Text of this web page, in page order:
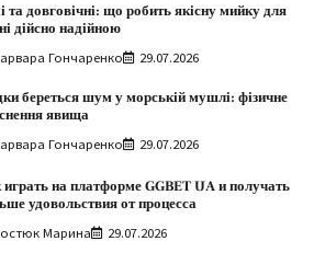
та довговічні: що робить якісну мийку для
дійсно надійною
Гончаренко 29.07.2026
береться шум у морській мушлі: фізичне
явища
Гончаренко 29.07.2026
на платформе GGBET UA и получать
удовольствия от процесса
Марина 29.07.2026